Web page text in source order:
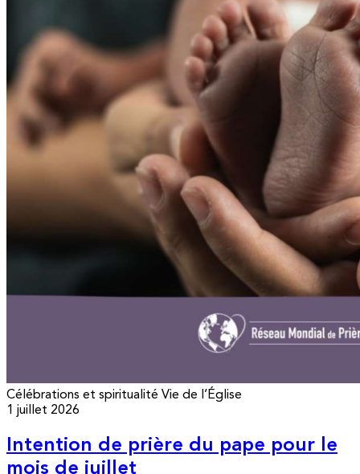
Célébrations et spiritualité Vie de l’Église
1 juillet 2026
Intention de prière du pape pour le
mois de juillet